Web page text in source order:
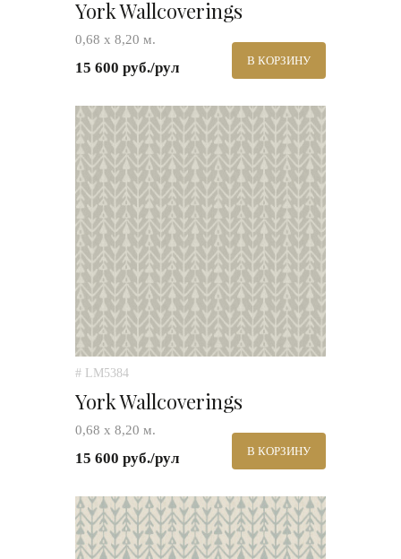
York Wallcoverings
0,68 х 8,20 м.
15 600 руб./рул В КОРЗИНУ
# LM5384
York Wallcoverings
0,68 х 8,20 м.
15 600 руб./рул В КОРЗИНУ